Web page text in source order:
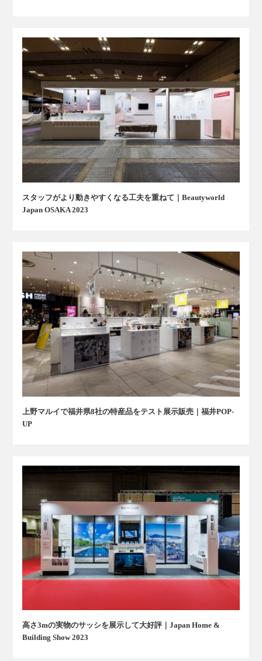
スタッフがより動きやすくなる工夫を重ねて｜Beautyworld
Japan OSAKA 2023
上野マルイで福井県8社の特産品をテスト展示販売｜福井POP-
UP
高さ3mの実物のサッシを展示して大好評｜Japan Home &
Building Show 2023